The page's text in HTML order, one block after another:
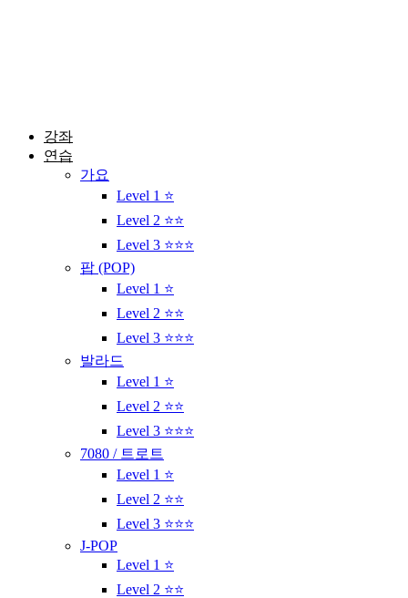
강좌
연습
가요
Level 1 ⭐
Level 2 ⭐⭐
Level 3 ⭐⭐⭐
팝 (POP)
Level 1 ⭐
Level 2 ⭐⭐
Level 3 ⭐⭐⭐
발라드
Level 1 ⭐
Level 2 ⭐⭐
Level 3 ⭐⭐⭐
7080 / 트로트
Level 1 ⭐
Level 2 ⭐⭐
Level 3 ⭐⭐⭐
J-POP
Level 1 ⭐
Level 2 ⭐⭐